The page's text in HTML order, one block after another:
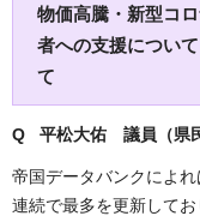
物価高騰・新型コ
者への支援につい
て
Q 平松大佑 議員（県
帝国データバンクによ
連続で最多を更新して